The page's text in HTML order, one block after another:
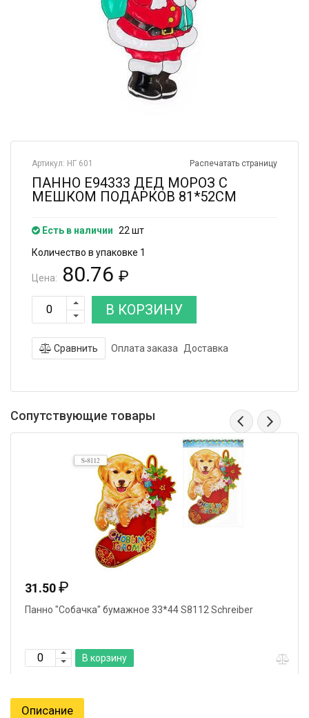
Распечатать страницу
Артикул: НГ 601
ПАННО Е94333 ДЕД МОРОЗ С
МЕШКОМ ПОДАРКОВ 81*52СМ
Есть в наличии 22 шт
Количество в упаковке 1
Цена: 80.76 ₽
В КОРЗИНУ
Сравнить Оплата заказа Доставка
Сопутствующие товары
31.50₽
Панно "Собачка" бумажное 33*44 S8112 Schreiber
В корзину
Описание